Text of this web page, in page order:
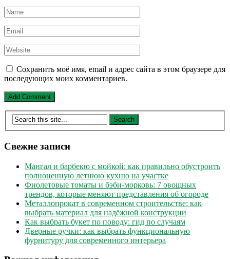
Сохранить моё имя, email и адрес сайта в этом браузере для
последующих моих комментариев.
Свежие записи
Мангал и барбекю с мойкой: как правильно обустроить
полноценную летнюю кухню на участке
Фиолетовые томаты и бэби-морковь: 7 овощных
трендов, которые меняют представления об огороде
Металлопрокат в современном строительстве: как
выбрать материал для надёжной конструкции
Как выбрать букет по поводу: гид по случаям
Дверные ручки: как выбрать функциональную
фурнитуру для современного интерьера